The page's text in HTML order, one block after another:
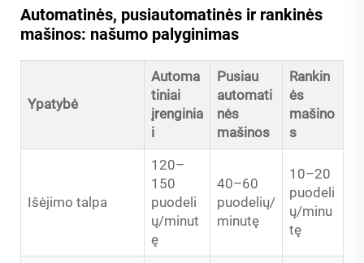
Automatinės, pusiautomatinės ir rankinės
mašinos: našumo palyginimas
Ypatybė
Automa
tiniai
įrenginia
i
Pusiau
automati
nės
mašinos
Rankin
ės
mašino
s
Išėjimo talpa
120–
150
puodeli
ų/minut
ę
40–60
puodelių/
minutę
10–20
puodeli
ų/minu
tę